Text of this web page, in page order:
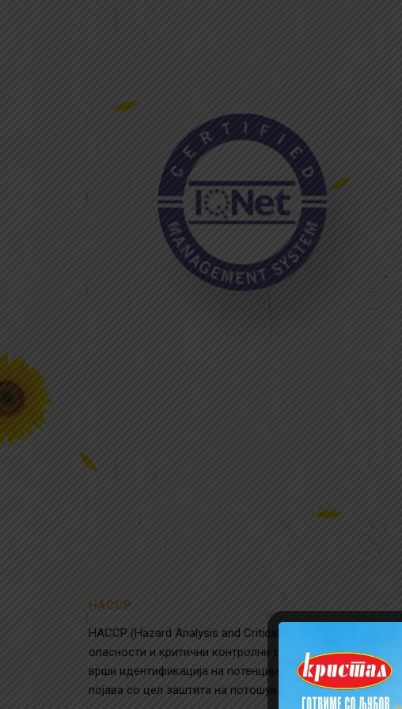
HACCP
HACCP (Hazard Analysis and Critical Control Points) е
опасности и критични контролни точки. Со примена на
врши идентификација на потенцијалните опасности и
појава со цел заштита на потошувачите од труење со